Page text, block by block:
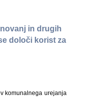
in drugih
določi korist za
komunalnega urejanja